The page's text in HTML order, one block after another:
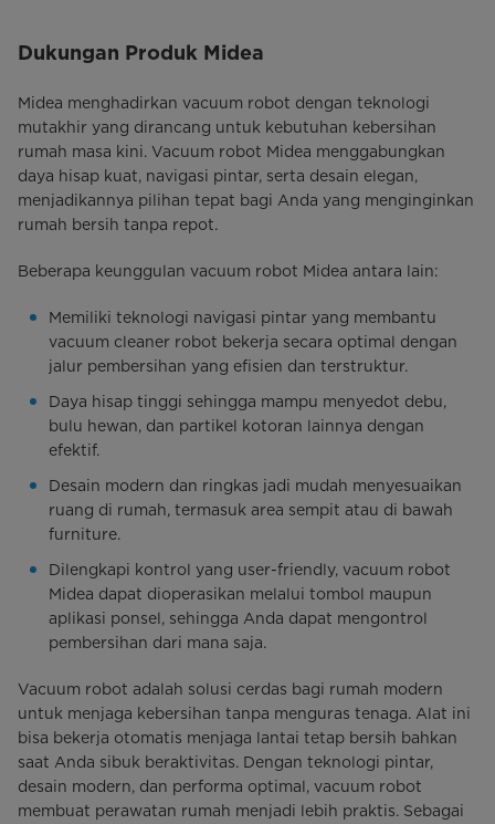
Dukungan Produk Midea
Midea menghadirkan vacuum robot dengan teknologi
mutakhir yang dirancang untuk kebutuhan kebersihan
rumah masa kini. Vacuum robot Midea menggabungkan
daya hisap kuat, navigasi pintar, serta desain elegan,
menjadikannya pilihan tepat bagi Anda yang menginginkan
rumah bersih tanpa repot.
Beberapa keunggulan vacuum robot Midea antara lain:
Memiliki teknologi navigasi pintar yang membantu
vacuum cleaner robot bekerja secara optimal dengan
jalur pembersihan yang efisien dan terstruktur.
Daya hisap tinggi sehingga mampu menyedot debu,
bulu hewan, dan partikel kotoran lainnya dengan
efektif.
Desain modern dan ringkas jadi mudah menyesuaikan
ruang di rumah, termasuk area sempit atau di bawah
furniture.
Dilengkapi kontrol yang user-friendly, vacuum robot
Midea dapat dioperasikan melalui tombol maupun
aplikasi ponsel, sehingga Anda dapat mengontrol
pembersihan dari mana saja.
Vacuum robot adalah solusi cerdas bagi rumah modern
untuk menjaga kebersihan tanpa menguras tenaga. Alat ini
bisa bekerja otomatis menjaga lantai tetap bersih bahkan
saat Anda sibuk beraktivitas. Dengan teknologi pintar,
desain modern, dan performa optimal, vacuum robot
membuat perawatan rumah menjadi lebih praktis. Sebagai